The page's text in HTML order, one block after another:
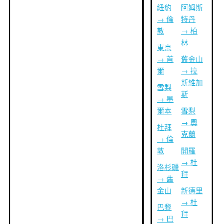
紐約
→ 倫
敦
東京
→ 首
爾
雪梨
→ 墨
爾本
杜拜
→ 倫
敦
洛杉磯
→ 舊
金山
巴黎
→ 巴
阿姆斯
特丹
→ 柏
林
舊金山
→ 拉
斯維加
斯
雪梨
→ 奧
克蘭
開羅
→ 杜
拜
新德里
→ 杜
拜